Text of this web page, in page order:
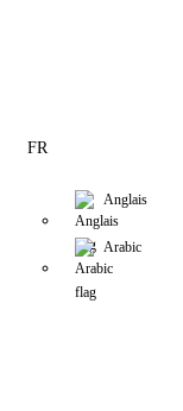
FR
Anglais
Arabic